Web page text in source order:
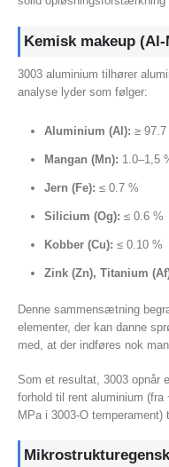
Kemisk makeup
3003 aluminium tilhører
analyse lyder som følger:
Aluminium (Al): ≥ 97.7
Mangan (Mn): 1.0–1,5
Jern (Fe): ≤ 0.7 %
Silicium (Og): ≤ 0.6 %
Kobber (Cu): ≤ 0.10 %
Zink (Zn), Titanium
Denne sammensætning
elementer, der kan danne
med, at der indføres nok
Som et resultat, 3003 opnår
forhold til rent aluminium (fra
MPa i 3003-O temperament)